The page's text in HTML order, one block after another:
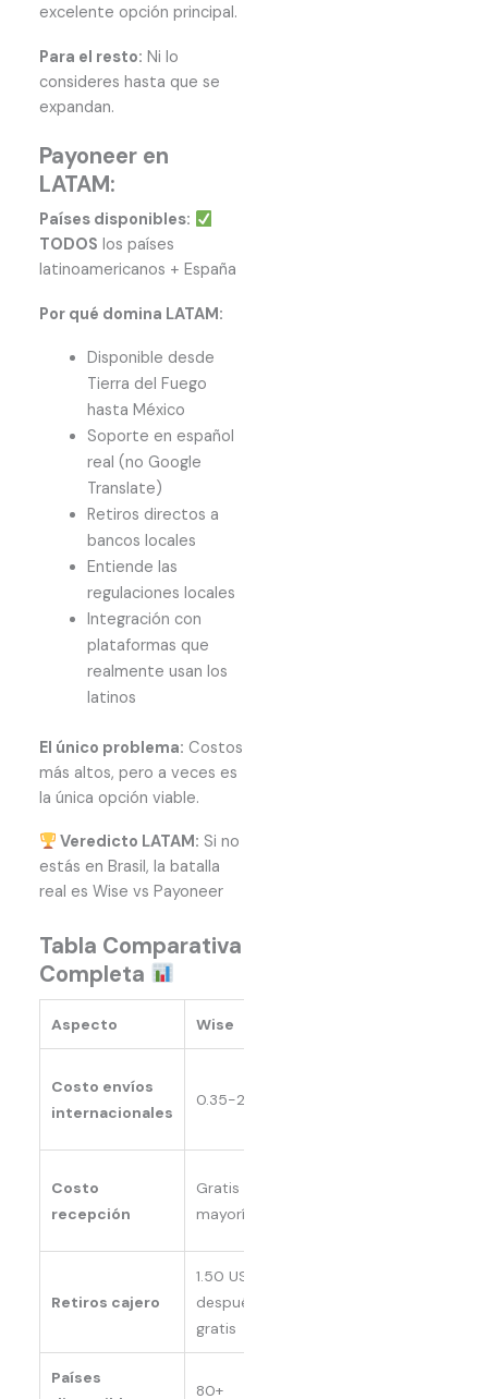
excelente opción principal.
Para el resto: Ni lo
consideres hasta que se
expandan.
Payoneer en
LATAM:
Países disponibles:
TODOS los países
latinoamericanos + España
Por qué domina LATAM:
Disponible desde
Tierra del Fuego
hasta México
Soporte en español
real (no Google
Translate)
Retiros directos a
bancos locales
Entiende las
regulaciones locales
Integración con
plataformas que
realmente usan los
latinos
El único problema: Costos
más altos, pero a veces es
la única opción viable.
Veredicto LATAM: Si no
estás en Brasil, la batalla
real es Wise vs Payoneer
Tabla Comparativa
Completa
Aspecto Wise
Costo envíos
internacionales
0.35-2% + fija
Costo
recepción
Gratis
mayoría
Retiros cajero
1.50 USD
después de 2
gratis
Países
80+